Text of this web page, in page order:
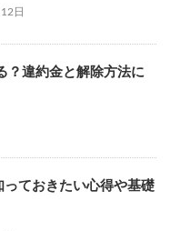
日
？違約金と解除方法に
ておきたい心得や基礎